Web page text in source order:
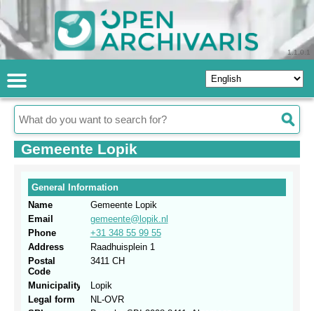
1.1.0.1
Gemeente Lopik
General Information
Name
Gemeente Lopik
Email
gemeente@lopik.nl
Phone
+31 348 55 99 55
Address
Raadhuisplein 1
Postal
Code
3411 CH
Municipality
Lopik
Legal form
NL-OVR